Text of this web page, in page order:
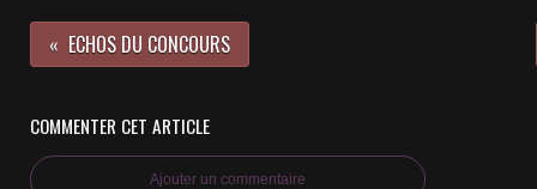
ECHOS DU CONCOURS
COMMENTER CET ARTICLE
Ajouter un commentaire